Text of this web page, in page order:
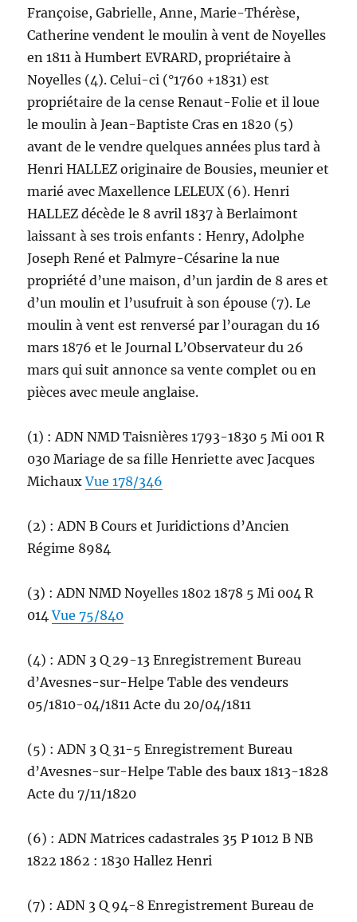
Françoise, Gabrielle, Anne, Marie-Thérèse,
Catherine vendent le moulin à vent de Noyelles
en 1811 à Humbert EVRARD, propriétaire à
Noyelles (4). Celui-ci (°1760 +1831) est
propriétaire de la cense Renaut-Folie et il loue
le moulin à Jean-Baptiste Cras en 1820 (5)
avant de le vendre quelques années plus tard à
Henri HALLEZ originaire de Bousies, meunier et
marié avec Maxellence LELEUX (6). Henri
HALLEZ décède le 8 avril 1837 à Berlaimont
laissant à ses trois enfants : Henry, Adolphe
Joseph René et Palmyre-Césarine la nue
propriété d’une maison, d’un jardin de 8 ares et
d’un moulin et l’usufruit à son épouse (7). Le
moulin à vent est renversé par l’ouragan du 16
mars 1876 et le Journal L’Observateur du 26
mars qui suit annonce sa vente complet ou en
pièces avec meule anglaise.
(1) : ADN NMD Taisnières 1793-1830 5 Mi 001 R
030 Mariage de sa fille Henriette avec Jacques
MichauxVue 178/346
(2) : ADN B Cours et Juridictions d’Ancien
Régime 8984
(3) : ADN NMD Noyelles 1802 1878 5 Mi 004 R
014Vue 75/840
(4) : ADN 3 Q 29-13 Enregistrement Bureau
d’Avesnes-sur-Helpe Table des vendeurs
05/1810-04/1811 Acte du 20/04/1811
(5) : ADN 3 Q 31-5 Enregistrement Bureau
d’Avesnes-sur-Helpe Table des baux 1813-1828
Acte du 7/11/1820
(6) : ADN Matrices cadastrales 35 P 1012 B NB
1822 1862 : 1830 Hallez Henri
(7) : ADN 3 Q 94-8 Enregistrement Bureau de